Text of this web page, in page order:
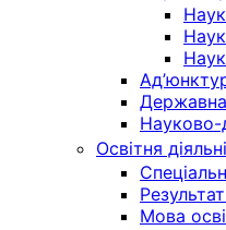
Науково-
Освітня
Мова